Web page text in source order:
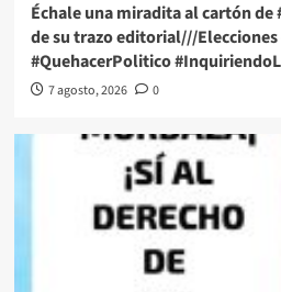
Échale una miradita al cartón de
de su trazo editorial///Elecciones
#QuehacerPolitico
7 agosto, 2026 0